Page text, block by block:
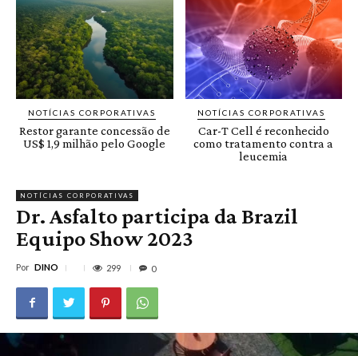
NOTÍCIAS CORPORATIVAS
Restor garante concessão de
US$ 1,9 milhão pelo Google
NOTÍCIAS CORPORATIVAS
Car-T Cell é reconhecido
como tratamento contra a
leucemia